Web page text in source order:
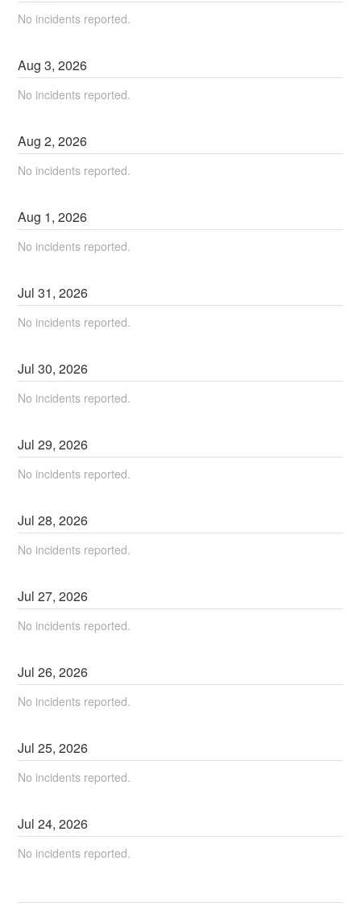
No incidents reported.
Aug3,2026
No incidents reported.
Aug2,2026
No incidents reported.
Aug 1,2026
No incidents reported.
Jul31,2026
No incidents reported.
Jul30,2026
No incidents reported.
Jul29,2026
No incidents reported.
Jul28,2026
No incidents reported.
Jul27,2026
No incidents reported.
Jul26,2026
No incidents reported.
Jul25,2026
No incidents reported.
Jul24,2026
No incidents reported.